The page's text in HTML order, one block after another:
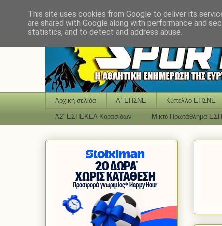
Αρχική σελίδα Α΄ ΕΠΣΝΕ Κύπελλο ΕΠΣΝΕ
Α2΄ ΕΣΠΕΚΕΛ Κορασίδων Μικτό Πρωτάθλημα
This site uses cookies from Google to deliver its
are shared with Google along with performance and
statistics, and to detect and address abuse.